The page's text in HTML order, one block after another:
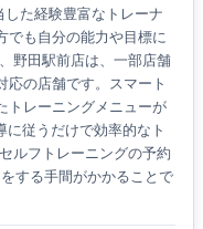
た経験豊富なトレーナ
でも自分の能力や目標に
野田駅前店は、一部店舗
応の店舗です。スマート
トレーニングメニューが
従うだけで効率的なト
ルフトレーニングの予約
する手間がかかることで